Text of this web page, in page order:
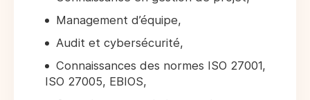
Management d’équipe,
Audit et cybersécurité,
Connaissances des normes ISO 27001,
ISO 27005, EBIOS,